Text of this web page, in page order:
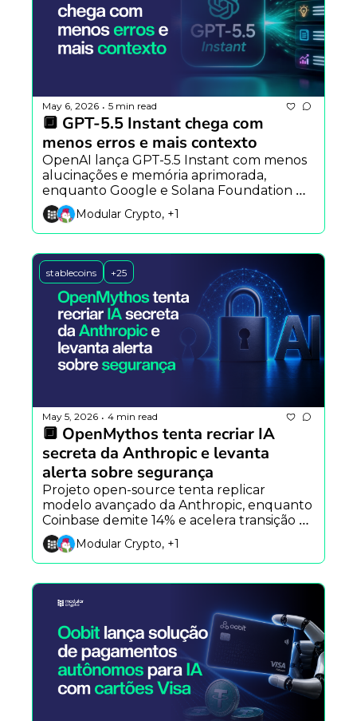
May 6, 2026 • 5 min read
🔲 GPT-5.5 Instant chega com
menos erros e mais contexto
OpenAI lança GPT-5.5 Instant com menos
alucinações e memória aprimorada,
enquanto Google e Solana Foundation
avançam em pagamentos para agentes de
IA e Dario Amodei alerta sobre riscos em
cibersegurança.
Modular Crypto, +1
stablecoins +25
May 5, 2026 • 4 min read
🔲 OpenMythos tenta recriar IA
secreta da Anthropic e levanta
alerta sobre segurança
Projeto open-source tenta replicar
modelo avançado da Anthropic, enquanto
Coinbase demite 14% e acelera transição
para IA e disputa entre Justin Sun e World
Liberty Financial se intensifica.
Modular Crypto, +1